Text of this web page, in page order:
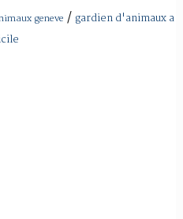
geneve / gardien d'animaux a